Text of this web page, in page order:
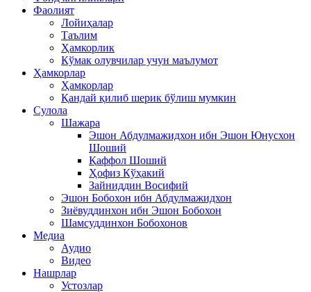
Фаолият
Лойиҳалар
Таълим
Ҳамкорлик
Кўмак олувчилар учун маълумот
Ҳамкорлар
Ҳамкорлар
Қандай қилиб шерик бўлиш мумкин
Сулола
Шажара
Эшон Абдулмажидхон ибн Эшон Юнусхон
Шоший
Қаффол Шоший
Ҳофиз Кўҳакий
Зайниддин Восифий
Эшон Бобохон ибн Абдулмажидхон
Зиёвуддинхон ибн Эшон Бобохон
Шамсуддинхон Бобохонов
Медиа
Аудио
Видео
Нашрлар
Устозлар